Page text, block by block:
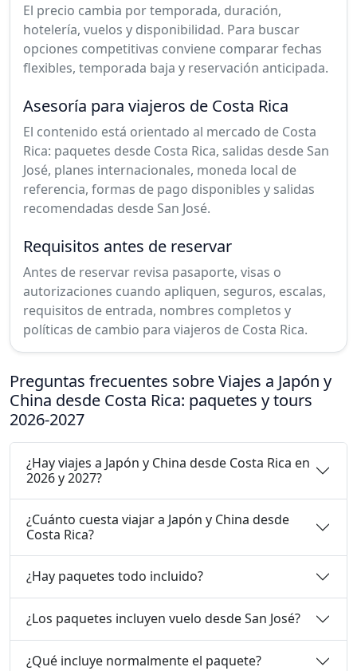
El precio cambia por temporada, duración,
hotelería, vuelos y disponibilidad. Para buscar
opciones competitivas conviene comparar fechas
flexibles, temporada baja y reservación anticipada.
Asesoría para viajeros de Costa Rica
El contenido está orientado al mercado de Costa
Rica: paquetes desde Costa Rica, salidas desde San
José, planes internacionales, moneda local de
referencia, formas de pago disponibles y salidas
recomendadas desde San José.
Requisitos antes de reservar
Antes de reservar revisa pasaporte, visas o
autorizaciones cuando apliquen, seguros, escalas,
requisitos de entrada, nombres completos y
políticas de cambio para viajeros de Costa Rica.
Preguntas frecuentes sobre Viajes a Japón y
China desde Costa Rica: paquetes y tours
2026-2027
¿Hay viajes a Japón y China desde Costa Rica en
2026 y 2027?
¿Cuánto cuesta viajar a Japón y China desde
Costa Rica?
¿Hay paquetes todo incluido?
¿Los paquetes incluyen vuelo desde San José?
¿Qué incluye normalmente el paquete?